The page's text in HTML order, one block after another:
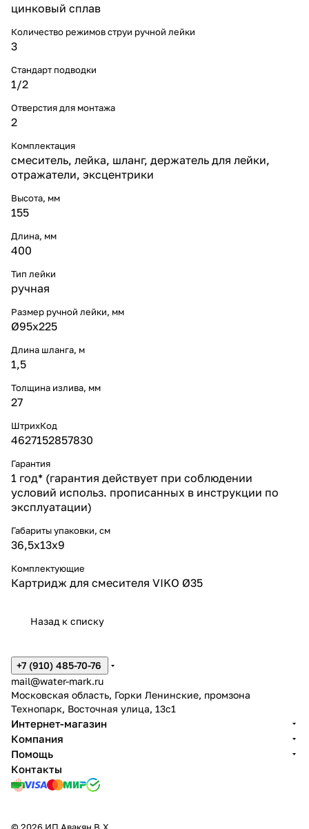
цинковый сплав
Количество режимов струи ручной лейки
3
Стандарт подводки
1/2
Отверстия для монтажа
2
Комплектация
смеситель, лейка, шланг, держатель для лейки,
отражатели, эксцентрики
Высота, мм
155
Длина, мм
400
Тип лейки
ручная
Размер ручной лейки, мм
Ø95х225
Длина шланга, м
1,5
Толщина излива, мм
27
ШтрихКод
4627152857830
Гарантия
1 год* (гарантия действует при соблюдении
условий использ. прописанных в инструкции по
эксплуатации)
Габариты упаковки, см
36,5х13х9
Комплектующие
Картридж для смесителя VIKO Ø35
Назад к списку
+7 (910) 485-70-76
mail@water-mark.ru
Московская область, Горки Ленинские, промзона
Технопарк, Восточная улица, 13с1
Интернет-магазин
Компания
Помощь
Контакты